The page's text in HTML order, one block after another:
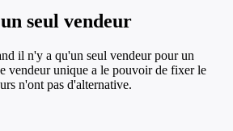
seul vendeur
il n'y a qu'un seul vendeur pour un
vendeur unique a le pouvoir de fixer le
n'ont pas d'alternative.